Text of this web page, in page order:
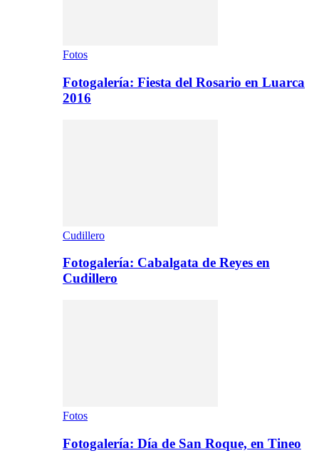
Fotos
Fotogalería: Fiesta del Rosario en Luarca
2016
Cudillero
Fotogalería: Cabalgata de Reyes en
Cudillero
Fotos
Fotogalería: Día de San Roque, en Tineo